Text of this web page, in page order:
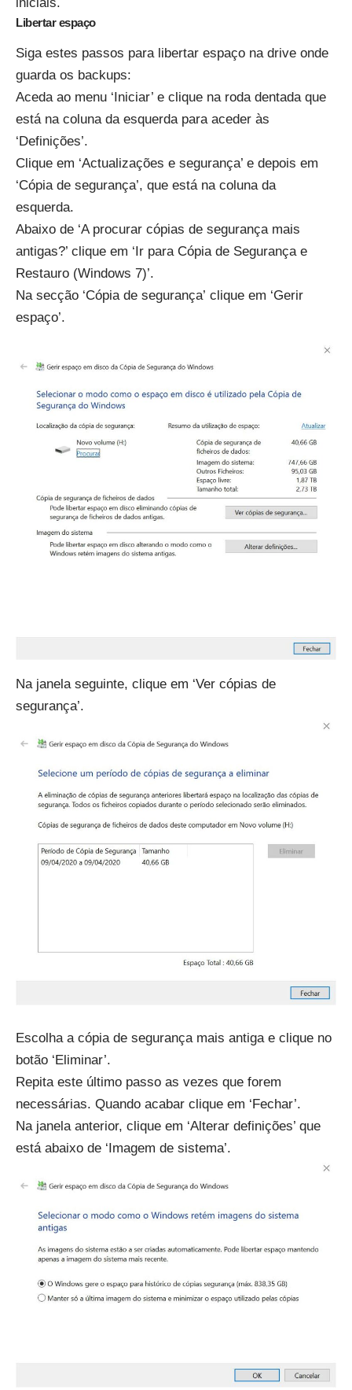
Libertar espaço
Siga estes passos para libertar espaço na drive onde
guarda os backups:
Aceda ao menu ‘Iniciar’ e clique na roda dentada que
está na coluna da esquerda para aceder às
‘Definições’.
Clique em ‘Actualizações e segurança’ e depois em
‘Cópia de segurança’, que está na coluna da
esquerda.
Abaixo de ‘A procurar cópias de segurança mais
antigas?’ clique em ‘Ir para Cópia de Segurança e
Restauro (Windows 7)’.
Na secção ‘Cópia de segurança’ clique em ‘Gerir
espaço’.
Na janela seguinte, clique em ‘Ver cópias de
segurança’.
Escolha a cópia de segurança mais antiga e clique no
botão ‘Eliminar’.
Repita este último passo as vezes que forem
necessárias. Quando acabar clique em ‘Fechar’.
Na janela anterior, clique em ‘Alterar definições’ que
está abaixo de ‘Imagem de sistema’.